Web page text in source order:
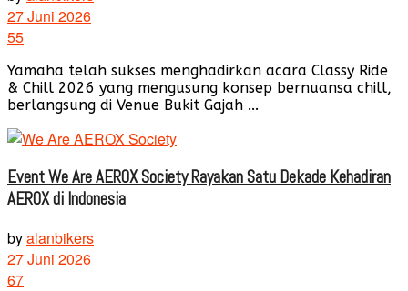
27 Juni 2026
55
Yamaha telah sukses menghadirkan acara Classy Ride
& Chill 2026 yang mengusung konsep bernuansa chill,
berlangsung di Venue Bukit Gajah ...
Event We Are AEROX Society Rayakan Satu Dekade Kehadiran
AEROX di Indonesia
byalanbikers
27 Juni 2026
67